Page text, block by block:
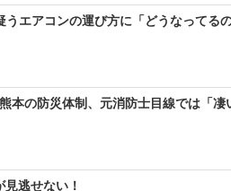
エアコンの運び方に「どうなってる
本の防災体制、元消防士目線では「凄
逃せない！